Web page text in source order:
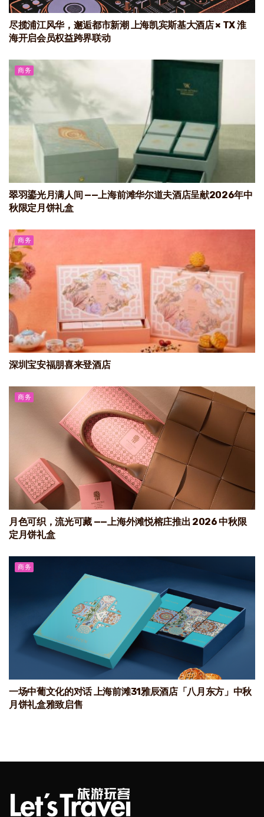
尽揽浦江风华，邂逅都市新潮 上海凯宾斯基大酒店 × TX 淮
海开启会员权益跨界联动
商务
翠羽鎏光月满人间 ——上海前滩华尔道夫酒店呈献2026年中
秋限定月饼礼盒
商务
深圳宝安福朋喜来登酒店
商务
月色可织，流光可藏 ——上海外滩悦榕庄推出 2026 中秋限
定月饼礼盒
商务
一场中葡文化的对话 上海前滩31雅辰酒店「八月东方」中秋
月饼礼盒雅致启售